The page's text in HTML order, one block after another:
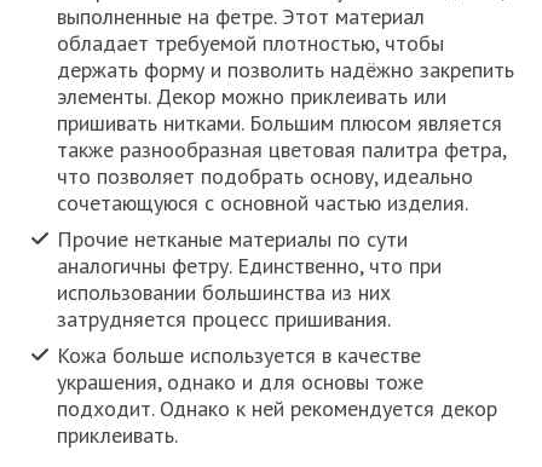
выполненные на фетре. Этот материал
обладает требуемой плотностью, чтобы
держать форму и позволить надёжно закрепить
элементы. Декор можно приклеивать или
пришивать нитками. Большим плюсом является
также разнообразная цветовая палитра фетра,
что позволяет подобрать основу, идеально
сочетающуюся с основной частью изделия.
Прочие нетканые материалы по сути
аналогичны фетру. Единственно, что при
использовании большинства из них
затрудняется процесс пришивания.
Кожа больше используется в качестве
украшения, однако и для основы тоже
подходит. Однако к ней рекомендуется декор
приклеивать.